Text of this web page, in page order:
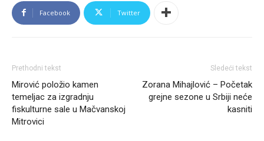
Facebook Twitter
Prethodni tekst
Mirović položio kamen
temeljac za izgradnju
fiskulturne sale u Mačvanskoj
Mitrovici
Sledeći tekst
Zorana Mihajlović – Početak
grejne sezone u Srbiji neće
kasniti